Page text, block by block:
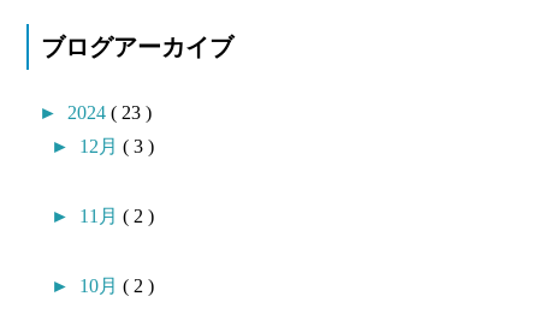
ブログアーカイブ
► 2024( 23 )
► 12月( 3 )
► 11月( 2 )
► 10月( 2 )